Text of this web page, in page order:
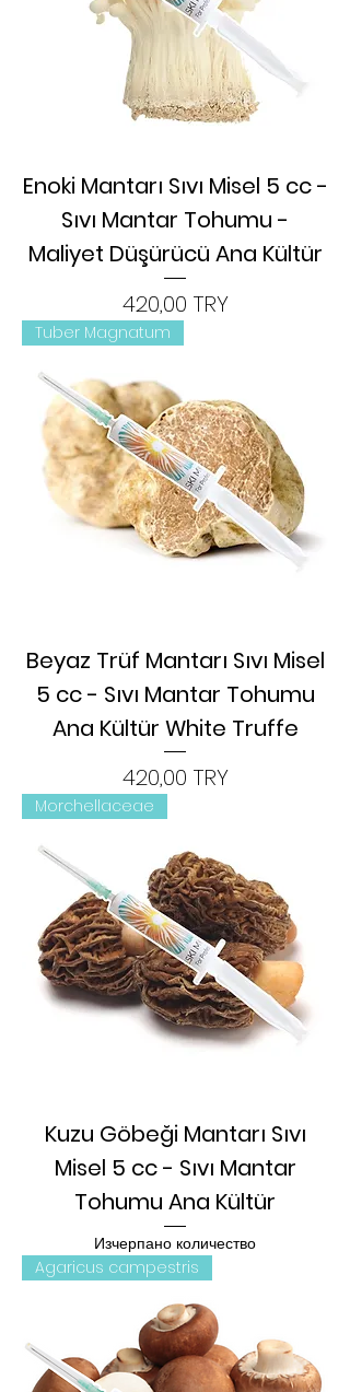
Enoki Mantarı Sıvı Misel 5 cc -
Sıvı Mantar Tohumu -
Maliyet Düşürücü Ana Kültür
Цена
420,00 TRY
Tuber Magnatum
Beyaz Trüf Mantarı Sıvı Misel
5 cc - Sıvı Mantar Tohumu
Ana Kültür White Truffe
Цена
420,00 TRY
Morchellaceae
Kuzu Göbeği Mantarı Sıvı
Misel 5 cc - Sıvı Mantar
Tohumu Ana Kültür
Изчерпано количество
Agaricus campestris